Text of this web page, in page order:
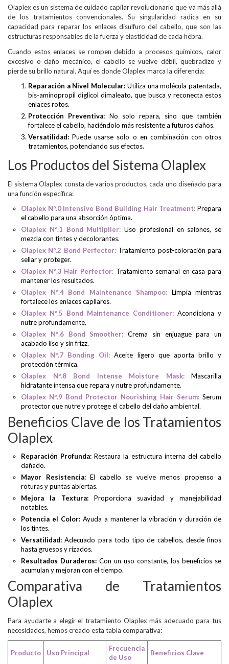
Olaplex es un sistema de cuidado capilar revolucionario que va más allá
de los tratamientos convencionales. Su singularidad radica en su
capacidad para reparar los enlaces disulfuro del cabello, que son las
estructuras responsables de la fuerza y elasticidad de cada hebra.
Cuando estos enlaces se rompen debido a procesos químicos, calor
excesivo o daño mecánico, el cabello se vuelve débil, quebradizo y
pierde su brillo natural. Aquí es donde Olaplex marca la diferencia:
Reparación a Nivel Molecular: Utiliza una molécula patentada,
bis-aminopropil diglicol dimaleato, que busca y reconecta estos
enlaces rotos.
Protección Preventiva: No solo repara, sino que también
fortalece el cabello, haciéndolo más resistente a futuros daños.
Versatilidad: Puede usarse solo o en combinación con otros
tratamientos, potenciando sus efectos.
Los Productos del Sistema Olaplex
El sistema Olaplex consta de varios productos, cada uno diseñado para
una función específica:
Olaplex Nº.0 Intensive Bond Building Hair Treatment: Prepara
el cabello para una absorción óptima.
Olaplex Nº.1 Bond Multiplier: Uso profesional en salones, se
mezcla con tintes y decolorantes.
Olaplex Nº.2 Bond Perfector: Tratamiento post-coloración para
sellar y proteger.
Olaplex Nº.3 Hair Perfector: Tratamiento semanal en casa para
mantener los resultados.
Olaplex Nº.4 Bond Maintenance Shampoo: Limpia mientras
fortalece los enlaces capilares.
Olaplex Nº.5 Bond Maintenance Conditioner: Acondiciona y
nutre profundamente.
Olaplex Nº.6 Bond Smoother: Crema sin enjuague para un
acabado liso y sin frizz.
Olaplex Nº.7 Bonding Oil: Aceite ligero que aporta brillo y
protección térmica.
Olaplex Nº.8 Bond Intense Moisture Mask: Mascarilla
hidratante intensa que repara y nutre profundamente.
Olaplex Nº.9 Bond Protector Nourishing Hair Serum: Serum
protector que nutre y protege el cabello del daño ambiental.
Beneficios Clave de los Tratamientos
Olaplex
Reparación Profunda: Restaura la estructura interna del cabello
dañado.
Mayor Resistencia:El cabello se vuelve menos propenso a
roturas y puntas abiertas.
Mejora la Textura:Proporciona suavidad y manejabilidad
notables.
Potencia el Color:Ayuda a mantener la vibración y duración de
los tintes.
Versatilidad: Adecuado para todo tipo de cabellos, desde finos
hasta gruesos y rizados.
Resultados Duraderos: Con un uso constante, los beneficios se
acumulan y mejoran con el tiempo.
Comparativa de Tratamientos
Olaplex
Para ayudarte a elegir el tratamiento Olaplex más adecuado para tus
necesidades, hemos creado esta tabla comparativa:
Producto Uso Principal
Frecuencia
de Uso
Beneficios Clave